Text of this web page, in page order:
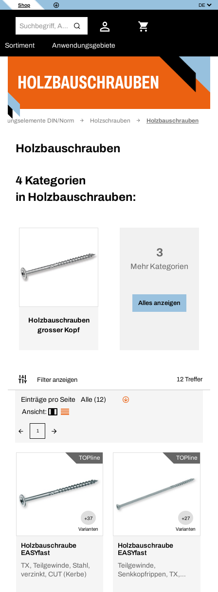
Shop
Sortiment Anwendungsgebiete
HOLZBAUSCHRAUBEN
DIN/Norm Holzschrauben Holzbauschrauben
Holzbauschrauben
4 Kategorien
in Holzbauschrauben:
Holzbauschrauben
grosser Kopf
3
Mehr Kategorien
Alles anzeigen
Filter anzeigen 12 Treffer
Filter
Einträge pro Seite
Alle (12)
Ansicht:
1
TOPline
+37
Varianten
Holzbauschraube
EASYfast
TX, Teilgewinde, Stahl,
verzinkt, CUT (Kerbe)
TOPline
+27
Varianten
Holzbauschraube
EASYfast
Teilgewinde,
Senkkopfrippen, TX,